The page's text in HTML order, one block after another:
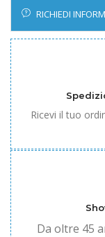
RICHIEDI
Ricevi il tuo
Da oltre 45